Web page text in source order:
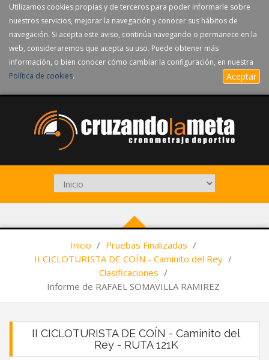
Utilizamos cookies propias y de terceros para poder informarle sobre
nuestros servicios, mejorar la navegación y conocer sus hábitos de
navegación. Si acepta este aviso, continúa navegando o permanece en la
web, consideraremos que acepta su uso. Puede obtener más
información, o bien conocer cómo cambiar la configuración, en nuestra
Política de cookies. Aceptar
Inicio / Pruebas Finalizadas /
II CICLOTURISTA DE COÍN - Caminito del Rey /
Clasificaciones /
Informe de RAFAEL SOMAVILLA RAMIREZ
II CICLOTURISTA DE COÍN - Caminito del
Rey - RUTA 121K